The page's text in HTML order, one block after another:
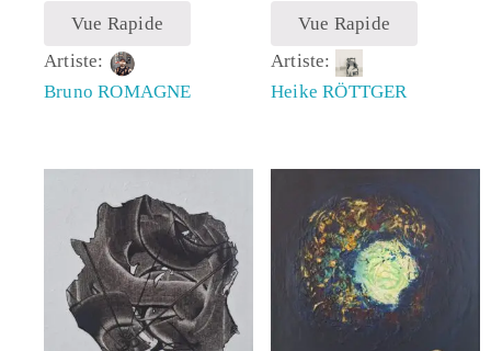
Vue Rapide
Artiste:
Bruno ROMAGNE
Vue Rapide
Artiste:
Heike RÖTTGER